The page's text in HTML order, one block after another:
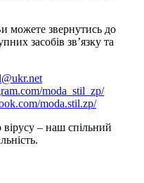
можете звернутись до
засобів зв’язку та
moda_stil_zp/
moda.stil.zp/
– наш спільний